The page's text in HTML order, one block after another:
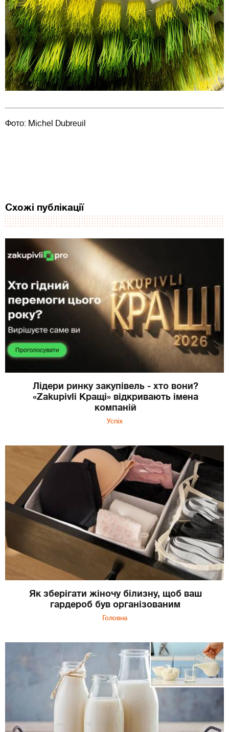
Фото: Michel Dubreuil
Схожі публікації
Лідери ринку закупівель - хто вони?
«Zakupivli Кращі» відкривають імена
компаній
Успіх
Як зберігати жіночу білизну, щоб ваш
гардероб був організованим
Головна